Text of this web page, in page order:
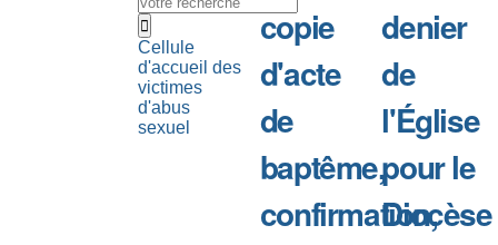
Cellule
d'accueil des
victimes
d'abus
sexuel
copie
d'acte
de
baptême,
confirmation,
denier
de
l'Église
pour le
Diocèse